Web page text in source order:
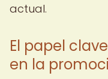
actual.
El papel
en la